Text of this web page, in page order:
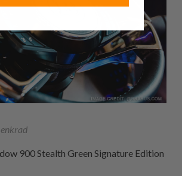
900 Stealth Green Signature Edition